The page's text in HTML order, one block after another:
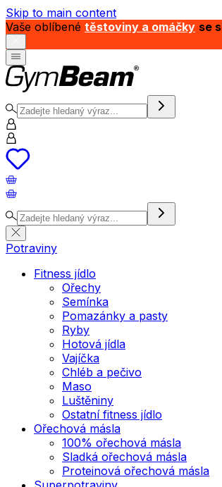
Skip to main content
Vaše oblíbené těstoviny a omáčky se
Potraviny
Fitness jídlo
Ořechy
Semínka
Pomazánky a pasty
Ryby
Hotová jídla
Vajíčka
Chléb a pečivo
Maso
Luštěniny
Ostatní fitness jídlo
Ořechová másla
100% ořechová másla
Sladká ořechová másla
Proteinová ořechová másla